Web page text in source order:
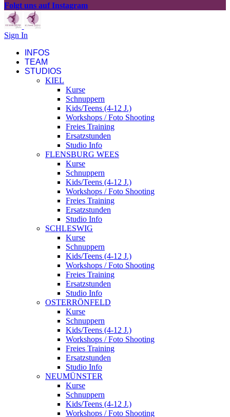
Folgt uns auf Instagram
Sign In
INFOS
TEAM
STUDIOS
KIEL
Kurse
Schnuppern
Kids/Teens (4-12 J.)
Workshops / Foto Shooting
Freies Training
Ersatzstunden
Studio Info
FLENSBURG WEES
Kurse
Schnuppern
Kids/Teens (4-12 J.)
Workshops / Foto Shooting
Freies Training
Ersatzstunden
Studio Info
SCHLESWIG
Kurse
Schnuppern
Kids/Teens (4-12 J.)
Workshops / Foto Shooting
Freies Training
Ersatzstunden
Studio Info
OSTERRÖNFELD
Kurse
Schnuppern
Kids/Teens (4-12 J.)
Workshops / Foto Shooting
Freies Training
Ersatzstunden
Studio Info
NEUMÜNSTER
Kurse
Schnuppern
Kids/Teens (4-12 J.)
Workshops / Foto Shooting